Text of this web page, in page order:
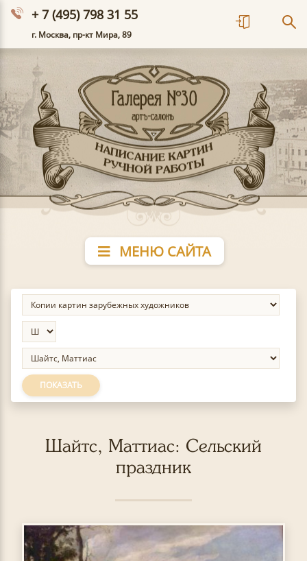
+ 7 (495) 798 31 55
г. Москва, пр-кт Мира, 89
МЕНЮ САЙТА
ПОКАЗАТЬ
Шайтс, Маттиас: Сельский
праздник